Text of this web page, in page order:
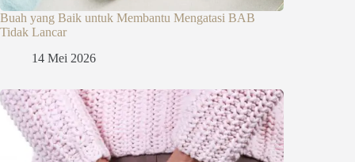
Buah yang Baik untuk Membantu Mengatasi BAB
Tidak Lancar
14 Mei 2026